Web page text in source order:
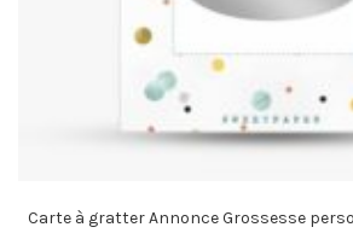
Carte à gratter Annonce Grossesse